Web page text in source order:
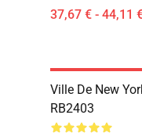
37,67 € - 44,11
Ville De New
RB2403